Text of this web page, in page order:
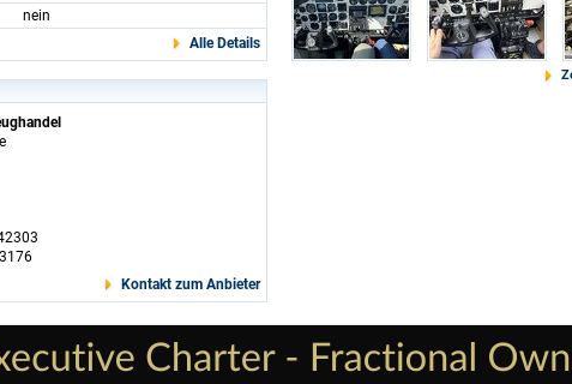
nein
Alle Details
Kontakt zum Anbieter